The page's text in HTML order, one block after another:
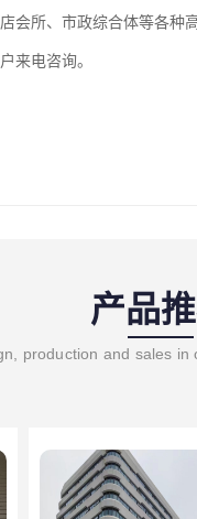
会所、市政综合体等各种
来电咨询。
产品
production and sales